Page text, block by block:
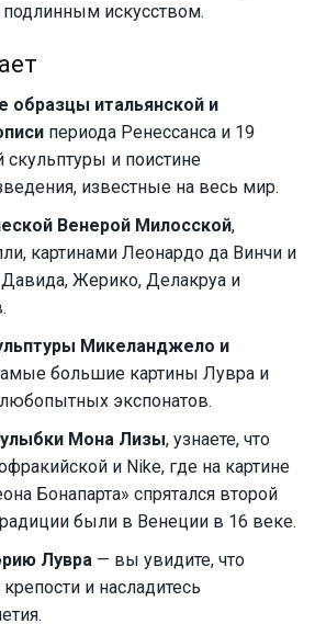
искусством.
образцы итальянской и
периода Ренессанса и 19
скульптуры и поистине
известные на весь мир.
Венерой Милосской,
картинами Леонардо да Винчи и
Давида, Жерико, Делакруа и
Микеланджело и
большие картины Лувра и
экспонатов.
улыбки Мона Лизы, узнаете, что
и Nike, где на картине
Бонапарта» спрятался второй
были в Венеции в 16 веке.
Лувра — вы увидите, что
и насладитесь